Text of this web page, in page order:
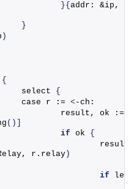
}{ addr: &ip,
}
)
{
			select
{
			case r :=
< -ch:
()]
if ok {
					result.
, r. relay )
if len